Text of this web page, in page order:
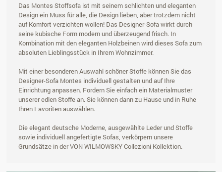
Das Montes Stoffsofa ist mit seinem schlichten und eleganten
Design ein Muss für alle, die Design lieben, aber trotzdem nicht
auf Komfort verzichten wollen! Das Designer-Sofa wirkt durch
seine kubische Form modern und überzeugend frisch. In
Kombination mit den eleganten Holzbeinen wird dieses Sofa zum
absoluten Lieblingsstück in Ihrem Wohnzimmer.
Mit einer besonderen Auswahl schöner Stoffe können Sie das
Designer-Sofa Montes individuell gestalten und auf Ihre
Einrichtung anpassen. Fordern Sie einfach ein Materialmuster
unserer edlen Stoffe an. Sie können dann zu Hause und in Ruhe
Ihren Favoriten auswählen.
Die elegant deutsche Moderne, ausgewählte Leder und Stoffe
sowie individuell angefertigte Sofas, verkörpern unsere
Grundsätze in der VON WILMOWSKY Collezioni Kollektion.